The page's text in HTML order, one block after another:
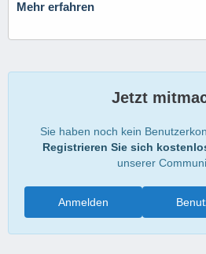
Mehr erfahren
Jetzt
Sie haben noch kein
Registrieren Sie sich
unserer
Anmelden